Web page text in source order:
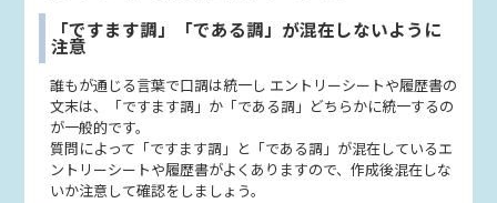
「ですます調」「である調」が混在しないように
注意
誰もが通じる言葉で口調は統一し エントリーシートや履歴書の
文末は、「ですます調」か「である調」どちらかに統一するの
が一般的です。
質問によって「ですます調」と「である調」が混在しているエ
ントリーシートや履歴書がよくありますので、作成後混在しな
いか注意して確認をしましょう。